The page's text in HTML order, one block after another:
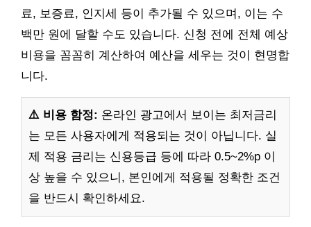
료, 보증료, 인지세 등이 추가될 수 있으며, 이는 수
백만 원에 달할 수도 있습니다. 신청 전에 전체 예상
비용을 꼼꼼히 계산하여 예산을 세우는 것이 현명합
니다.
⚠️ 비용 함정: 온라인 광고에서 보이는 최저금리
는 모든 사용자에게 적용되는 것이 아닙니다. 실
제 적용 금리는 신용등급 등에 따라 0.5~2%p 이
상 높을 수 있으니, 본인에게 적용될 정확한 조건
을 반드시 확인하세요.